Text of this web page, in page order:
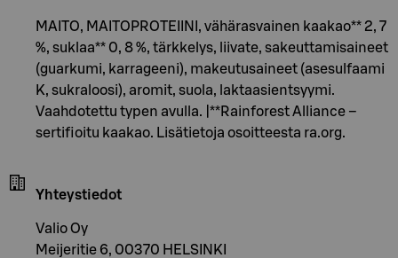
MAITO, MAITOPROTEIINI, vähärasvainen kaakao** 2, 7
%, suklaa** 0, 8 %, tärkkelys, liivate, sakeuttamisaineet
(guarkumi, karrageeni), makeutusaineet (asesulfaami
K, sukraloosi), aromit, suola, laktaasientsyymi.
Vaahdotettu typen avulla. |**Rainforest Alliance –
sertifioitu kaakao. Lisätietoja osoitteesta ra.org.
Yhteystiedot
Valio Oy
Meijeritie 6, 00370 HELSINKI